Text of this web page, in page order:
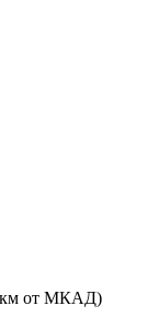
км от МКАД)